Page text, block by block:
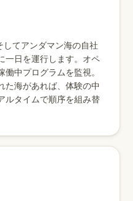
してアンダマン海の自社
一日を運行します。オペ
中プログラムを監視。
た海があれば、体験の中
ルタイムで順序を組み替